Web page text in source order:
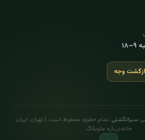
وجه
سبزانگشتی. تمام حقوق محفوظ است. | تهران، ایران
خانهدرباره ماوبلاگ